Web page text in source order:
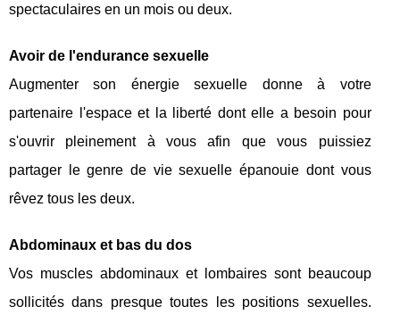
spectaculaires en un mois ou deux.
Avoir de l'endurance sexuelle
Augmenter son énergie sexuelle donne à votre
partenaire l'espace et la liberté dont elle a besoin pour
s'ouvrir pleinement à vous afin que vous puissiez
partager le genre de vie sexuelle épanouie dont vous
rêvez tous les deux.
Abdominaux et bas du dos
Vos muscles abdominaux et lombaires sont beaucoup
sollicités dans presque toutes les positions sexuelles.